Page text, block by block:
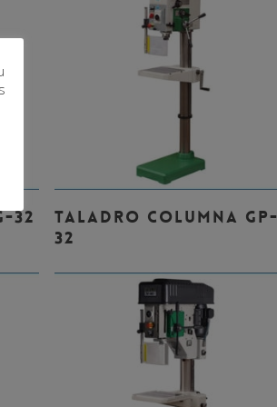
32 Leer Más
TALADRO COLUMNA GP-
32